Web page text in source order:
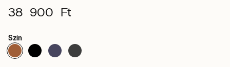
38 900 Ft
Szín